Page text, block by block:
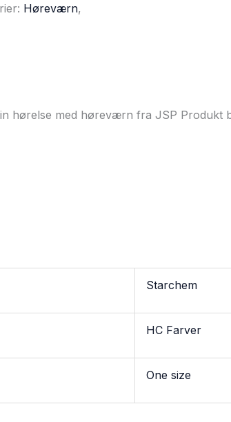
Høreværn,
hørelse med høreværn fra JSP Produkt
Starchem
HC Farver
One size